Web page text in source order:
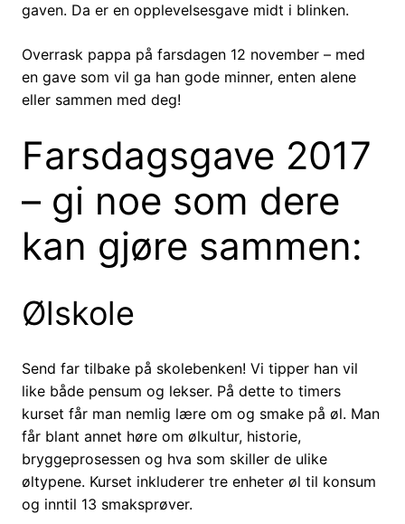
gaven. Da er en opplevelsesgave midt i blinken.
Overrask pappa på farsdagen 12 november – med
en gave som vil ga han gode minner, enten alene
eller sammen med deg!
Farsdagsgave 2017
– gi noe som dere
kan gjøre sammen:
Ølskole
Send far tilbake på skolebenken! Vi tipper han vil
like både pensum og lekser. På dette to timers
kurset får man nemlig lære om og smake på øl. Man
får blant annet høre om ølkultur, historie,
bryggeprosessen og hva som skiller de ulike
øltypene. Kurset inkluderer tre enheter øl til konsum
og inntil 13 smaksprøver.